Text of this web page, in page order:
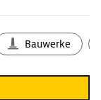
Bauwerke